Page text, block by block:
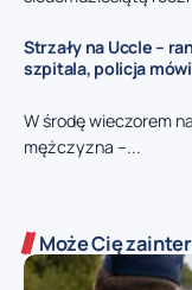
Strzały na Uccle –
szpitala, policja
W środę wieczorem
mężczyzna –...
Może Cię